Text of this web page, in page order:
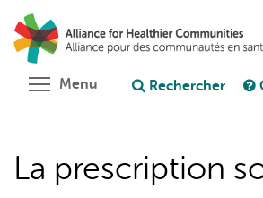
Aller
au
contenu
principal
Poser une question
Menu Toggle menu
Rechercher
La prescription